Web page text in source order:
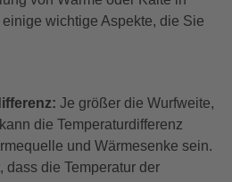
einige wichtige Aspekte, die Sie
Je größer die Wurfweite,
die Temperaturdifferenz
und Wärmesenke sein.
dass die Temperatur der